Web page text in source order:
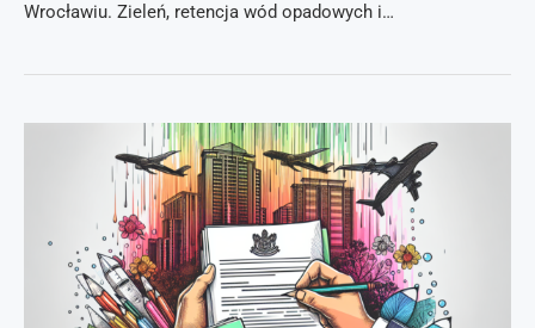
Wrocławiu. Zieleń, retencja wód opadowych i…